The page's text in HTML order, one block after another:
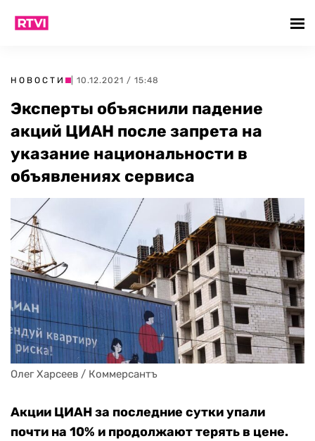
НОВОСТИ | 10.12.2021 / 15:48
Эксперты объяснили падение
акций ЦИАН после запрета на
указание национальности в
объявлениях сервиса
Олег Харсеев / Коммерсантъ
Акции ЦИАН за последние сутки упали
почти на 10% и продолжают терять в цене.